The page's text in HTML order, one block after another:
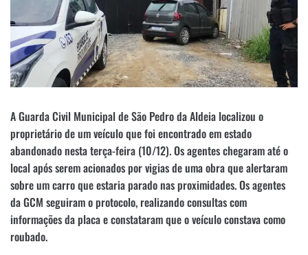
A Guarda Civil Municipal de São Pedro da Aldeia localizou o
proprietário de um veículo que foi encontrado em estado
abandonado nesta terça-feira (10/12). Os agentes chegaram até o
local após serem acionados por vigias de uma obra que alertaram
sobre um carro que estaria parado nas proximidades. Os agentes
da GCM seguiram o protocolo, realizando consultas com
informações da placa e constataram que o veículo constava como
roubado.